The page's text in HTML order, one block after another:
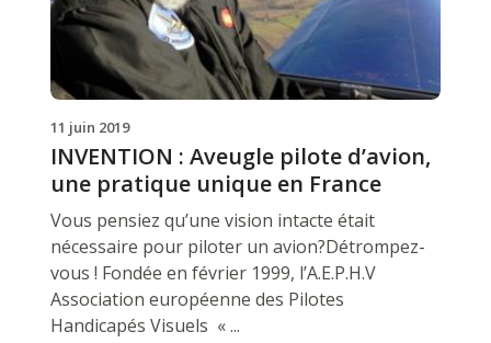
11 juin 2019
INVENTION : Aveugle pilote d’avion,
une pratique unique en France
Vous pensiez qu’une vision intacte était
nécessaire pour piloter un avion?Détrompez-
vous ! Fondée en février 1999, l’A.E.P.H.V
Association européenne des Pilotes
Handicapés Visuels « ...